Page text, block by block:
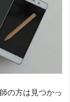
の方は見つかっ